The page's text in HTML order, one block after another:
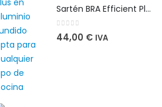
Sartén BRA Efficient Plus 30 cm en aluminio fundido apta para cualquier tipo de cocina
0out of 5
44,00 € IVA